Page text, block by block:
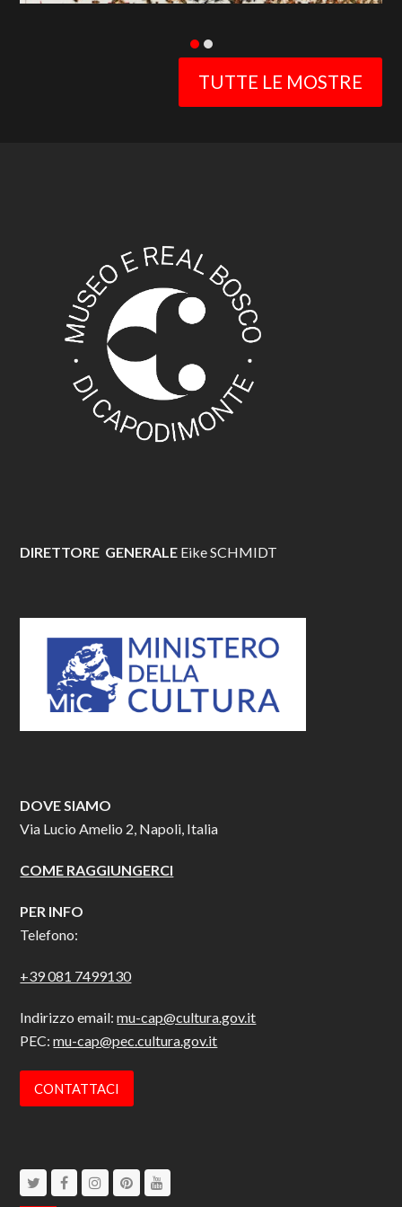
TUTTE LE MOSTRE
DIRETTORE GENERALE Eike SCHMIDT
DOVE SIAMO
Via Lucio Amelio 2, Napoli, Italia
COME RAGGIUNGERCI
PER INFO
Telefono:
+39 081 7499130
Indirizzo email:mu-cap@cultura.gov.it
PEC:mu-cap@pec.cultura.gov.it
CONTATTACI
TwitterFacebookInstagram
Pinterest